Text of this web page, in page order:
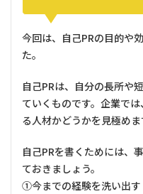
今回は、自己PRの目的や
た。
自己PRは、自分の長所や
ていくものです。企業で
る人材かどうかを見極めま
自己PRを書くためには、
ておきましょう。
①今までの経験を洗い出す